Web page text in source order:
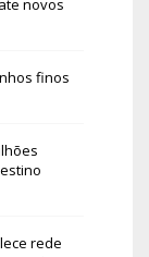
novos
finos
rede